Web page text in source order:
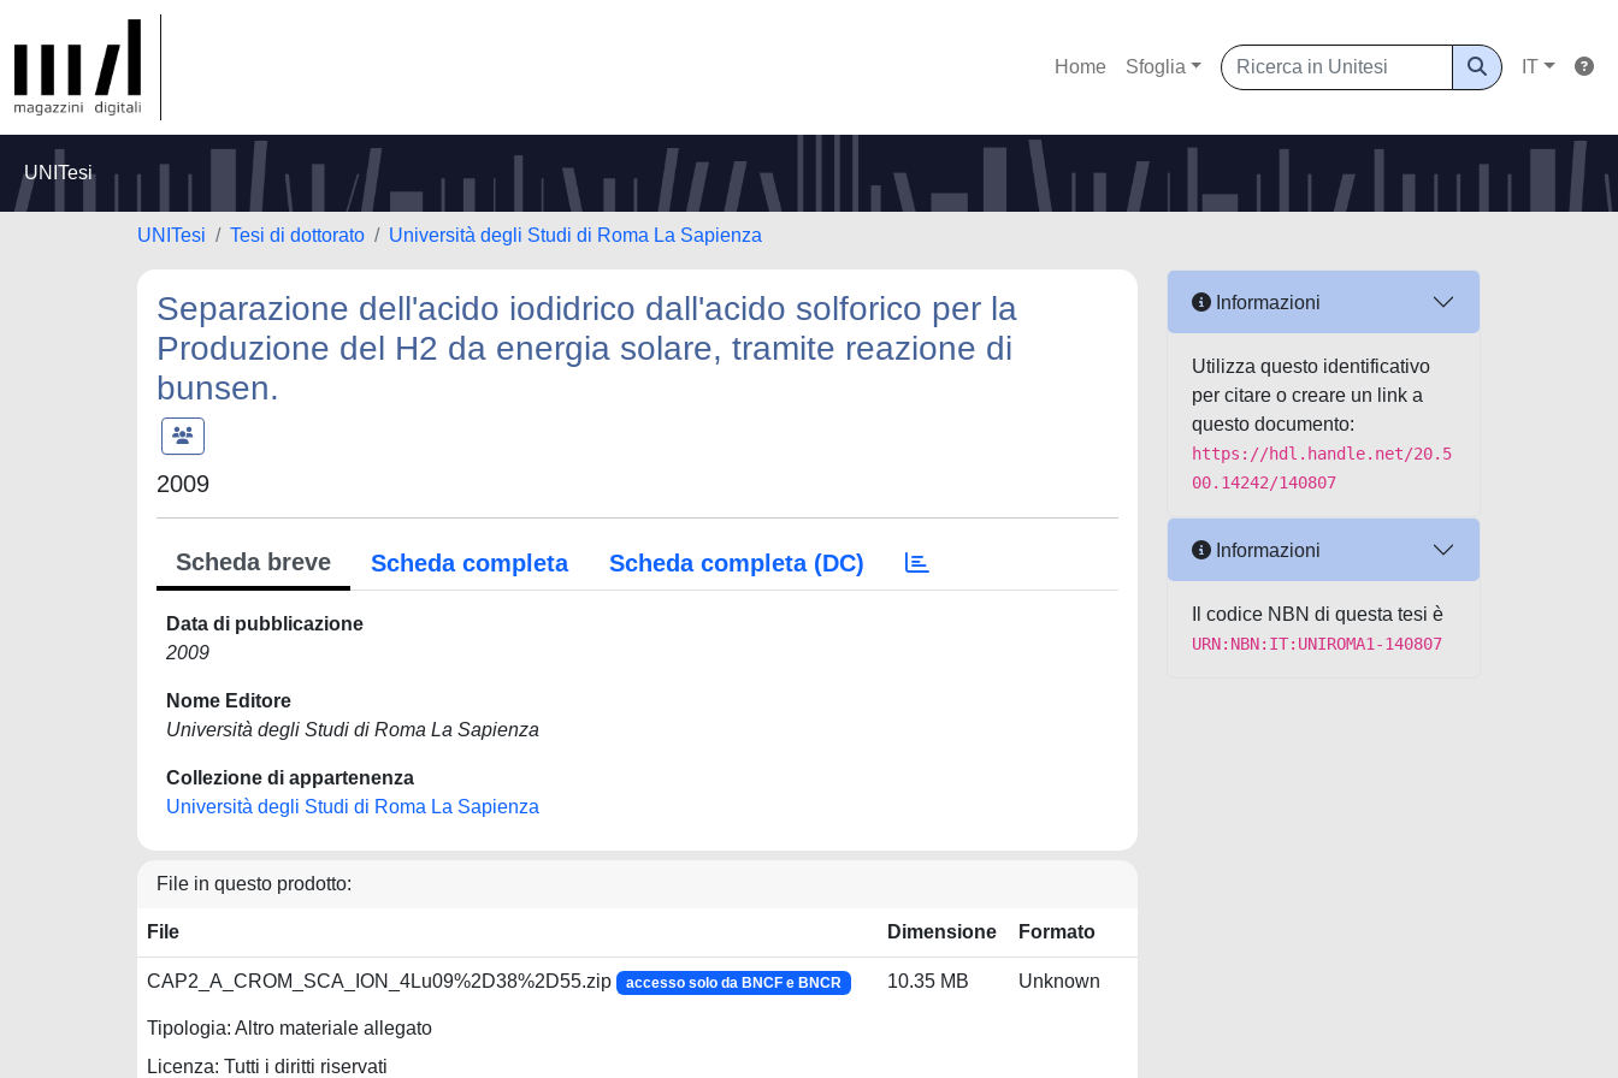
Home Sfoglia IT
UNITesi
UNITesi Tesi di dottorato Università degli Studi di Roma La Sapienza
Separazione dell'acido iodidrico dall'acido solforico per la
Produzione del H2 da energia solare, tramite reazione di
bunsen.
2009
Scheda breve Scheda completa Scheda completa (DC)
Data di pubblicazione
2009
Nome Editore
Università degli Studi di Roma La Sapienza
Collezione di appartenenza
Università degli Studi di Roma La Sapienza
File in questo prodotto:
File Dimensione Formato
CAP2_A_CROM_SCA_ION_4Lu09%2D38%2D55.zip accesso solo da BNCF e BNCR
Tipologia: Altro materiale allegato
Licenza: Tutti i diritti riservati
10.35 MB Unknown
Informazioni
Utilizza questo identificativo
per citare o creare un link a
questo documento:
https://hdl.handle.net/20.5
00.14242/140807
Informazioni
Il codice NBN di questa tesi è
URN:NBN:IT:UNIROMA1-140807